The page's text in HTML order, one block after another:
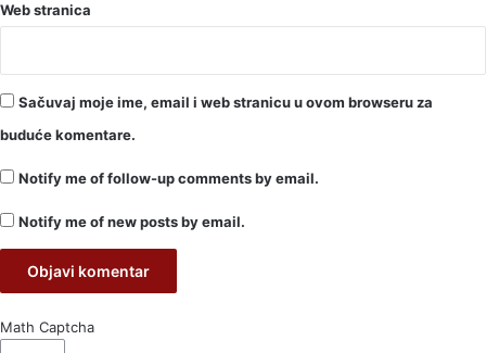
Web stranica
Sačuvaj moje ime, email i web stranicu u ovom browseru za
buduće komentare.
Notify me of follow-up comments by email.
Notify me of new posts by email.
Math Captcha